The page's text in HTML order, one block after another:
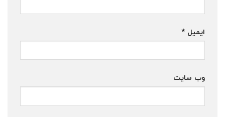
ایمیل *
وب‌ سایت